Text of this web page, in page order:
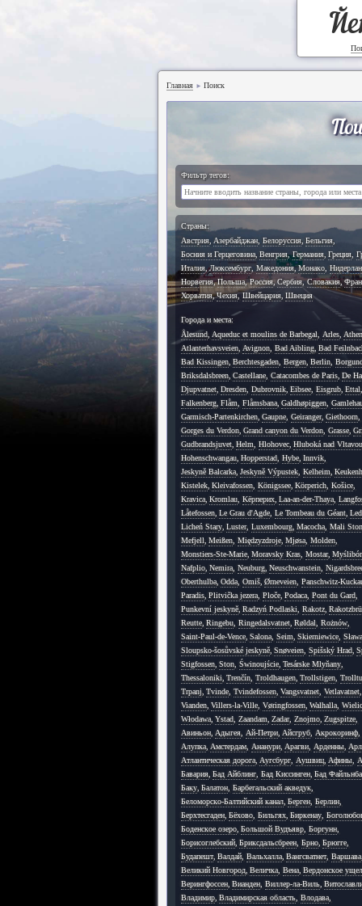
Главная ► Поиск
Фильтр тегов:
Страны:
Австрия, Азербайджан Белоруссия, Бельгия,
Босния и Герцеговина, Венгрия, Германия, Греция
Италия, Люксембург Македония, Монако
Норвегия, Польша, Россия, Сербия, Словакия,
Хорватия, Чехия, Швейцария, Швеция
Города и места:
Ålesund, Aqueduc et moulins de Barbegal Arles,
Atlanterhavsveien, Avignon Bad Aibling, Bad
Bad Kissingen, Berchtesgaden Bergen, Berlin
Briksdalsbreen, Castellane, Catacombes de Paris, De
Djupvatnet, Dresden Dubrovnik, Eibsee, Eisgrub, Ettal
Falkenberg, Flåm, Flåmsbana, Galdhøpiggen
Garmisch-Partenkirchen, Gaupne, Geiranger, Giethoorn
Gorges du Verdon, Grand canyon du Verdon Grasse,
Gudbrandsjuvet, Helm, Hlohovec, Hluboká nad
Hohenschwangau, Hopperstad Hybe, Innvik
Jeskyně Balcarka, Jeskyně Výpustek Kelheim,
Kistelek, Kleivafossen Königssee, Körperich Košice,
Kravica, Kromlau Kёрперих, Laa-an-der-Thaya
Låtefossen, Le Grau d'Agde, Le Tombeau du Géant,
Licheń Stary, Luster, Luxembourg, Macocha Mali Ston
Mefjell, Meißen Międzyzdroje, Mjøsa Molden,
Monstiers-Ste-Marie, Moravsky Kras Mostar,
Nafplio, Nemira Neuburg, Neuschwanstein
Oberthulba, Odda Omiš, Ørneveien Panschwitz-
Paradis, Plitvička jezera Ploče, Podaca Pont du Gard,
Punkevní jeskyně, Radzyń Podlaski, Rakotz,
Reutte, Ringebu Ringedalsvatnet, Røldal, Rożnów,
Saint-Paul-de-Vence, Salona Seim, Skierniewice,
Sloupsko-šosůvské jeskyně, Snøveien Spišský Hrad,
Stigfossen, Ston Świnoujście, Tesárske Mlyňany
Thessaloniki, Trenčín Troldhaugen, Trollstigen
Trpanj, Tvinde, Tvindefossen, Vangsvatnet Vetlavatnet,
Vianden, Villers-la-Ville, Vøringfossen, Walhalla
Włodawa, Ystad Zaandam, Zadar, Znojmo, Zugspitze,
Авиньон, Адыгея, Ай-Петри, Айсгруб Акрокоринф,
Алупка, Амстердам Ананури, Арагви Арденны,
Атлантическая дорога, Аугсбург Аушвиц, Афины,
Бавария, Бад Айблинг Бад Киссинген, Бад
Баку, Балатон Барбегальский акведук,
Беломорско-Балтийский канал, Берген Берлин,
Берхтесгаден, Бёхово Бильгях, Биркенау
Боденское озеро, Большой Вудъявр Боргунн,
Борисоглебский, Бриксдальсбреен Брно, Брюгге,
Будапешт, Валдай, Вальхалла, Вангсватнет, Варшава
Великий Новгород, Величка Вена, Вердонское
Верингфоссен, Вианден Виллер-ла-Виль,
Владимир, Владимирская область Влодава,